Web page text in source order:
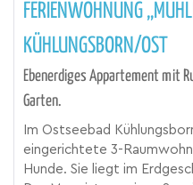
FERIENWOHNUNG
KÜHLUNGSBORN/OST
Ebenerdiges Appartement mit
Garten.
Im Ostseebad
eingerichtete 3-
Hunde. Sie liegt im